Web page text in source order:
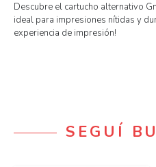
Descubre el cartucho alternativo
ideal para impresiones nítidas y
experiencia de impresión!
SEGUÍ